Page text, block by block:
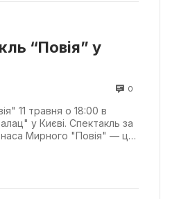
“Повія” у
0
11 травня о 18:00 в
у Києві. Спектакль за
Мирного "Повія" — це